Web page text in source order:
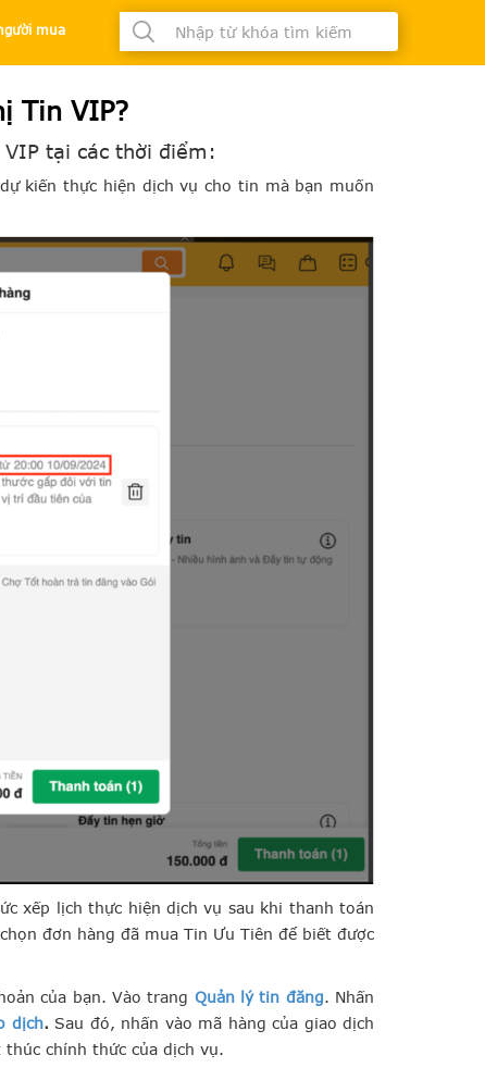
mua
Tin VIP?
tại các thời điểm:
kiến thực hiện dịch vụ cho tin mà bạn muốn
xếp lịch thực hiện dịch vụ sau khi thanh toán
đơn hàng đã mua Tin Ưu Tiên để biết được
của bạn. Vào trang Quản lý tin đăng. Nhấn
dịch. Sau đó, nhấn vào mã hàng của giao dịch
chính thức của dịch vụ.